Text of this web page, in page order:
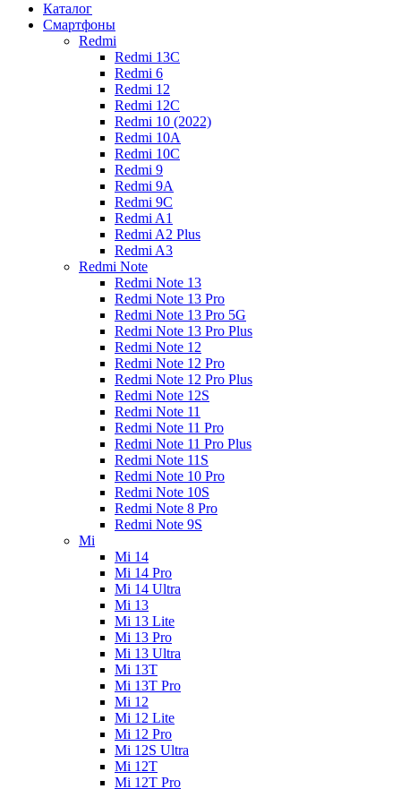
Каталог
Смартфоны
Redmi
Redmi 13C
Redmi 6
Redmi 12
Redmi 12C
Redmi 10 (2022)
Redmi 10A
Redmi 10C
Redmi 9
Redmi 9A
Redmi 9C
Redmi A1
Redmi A2 Plus
Redmi A3
Redmi Note
Redmi Note 13
Redmi Note 13 Pro
Redmi Note 13 Pro 5G
Redmi Note 13 Pro Plus
Redmi Note 12
Redmi Note 12 Pro
Redmi Note 12 Pro Plus
Redmi Note 12S
Redmi Note 11
Redmi Note 11 Pro
Redmi Note 11 Pro Plus
Redmi Note 11S
Redmi Note 10 Pro
Redmi Note 10S
Redmi Note 8 Pro
Redmi Note 9S
Mi
Mi 14
Mi 14 Pro
Mi 14 Ultra
Mi 13
Mi 13 Lite
Mi 13 Pro
Mi 13 Ultra
Mi 13T
Mi 13T Pro
Mi 12
Mi 12 Lite
Mi 12 Pro
Mi 12S Ultra
Mi 12T
Mi 12T Pro